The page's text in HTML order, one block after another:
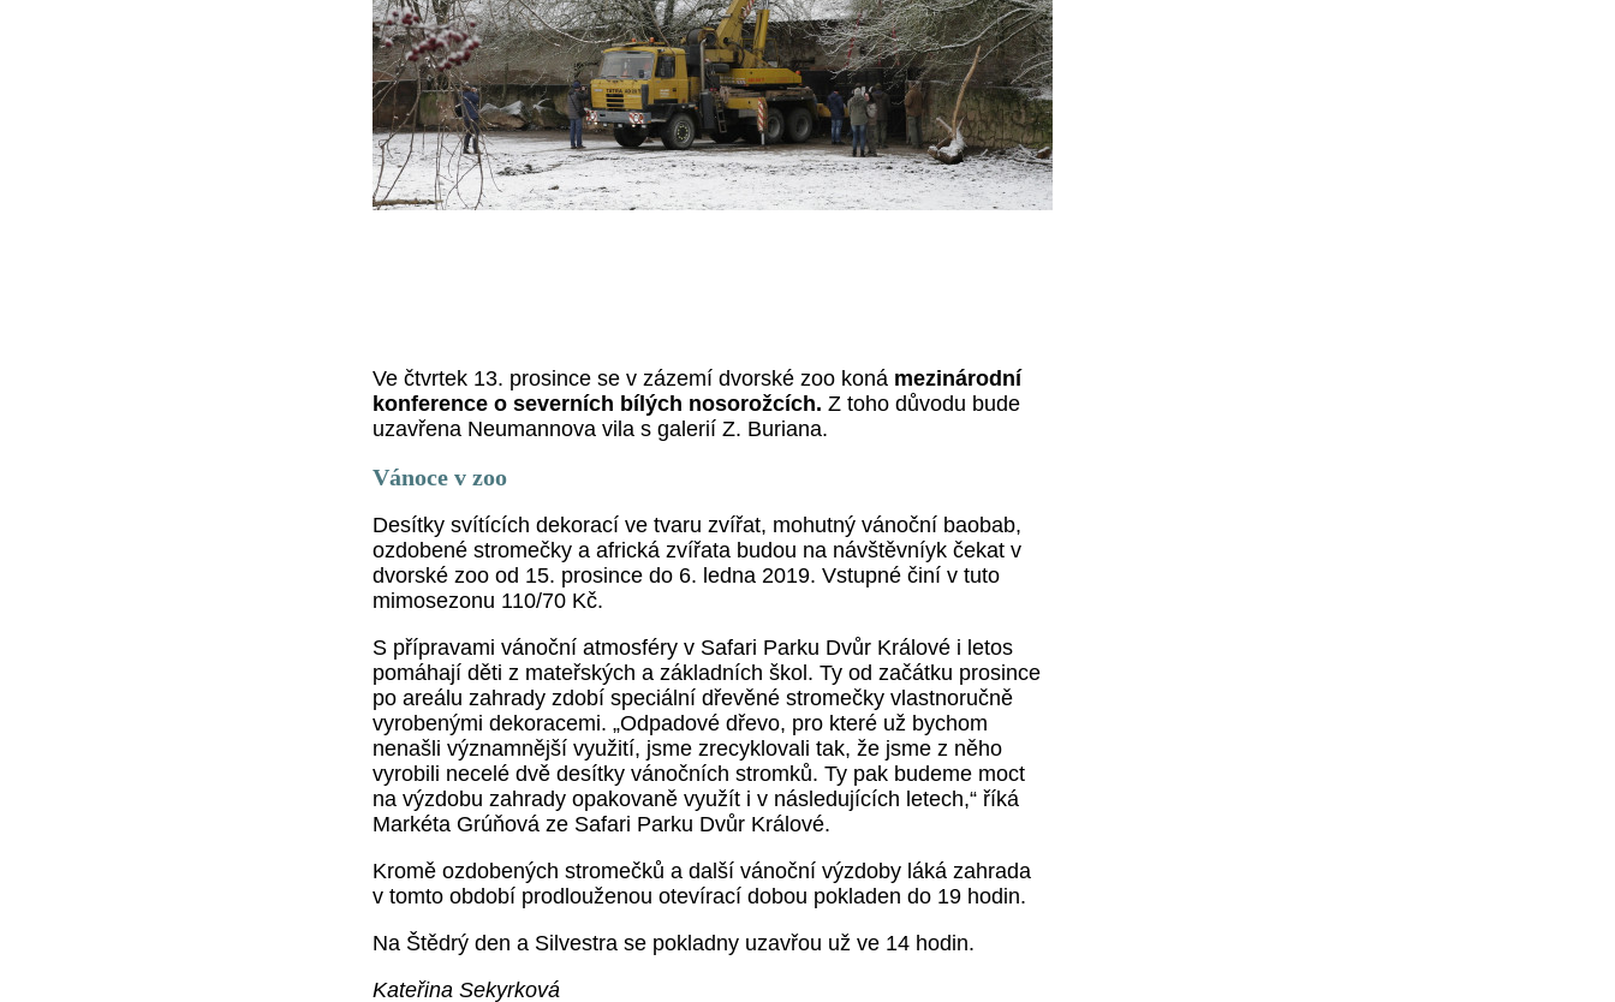
Ve čtvrtek 13. prosince se v zázemí dvorské zoo koná mezinárodní
konference o severních bílých nosorožcích. Z toho důvodu bude
uzavřena Neumannova vila s galerií Z. Buriana.
Vánoce v zoo
Desítky svítících dekorací ve tvaru zvířat, mohutný vánoční baobab,
ozdobené stromečky a africká zvířata budou na návštěvníyk čekat v
dvorské zoo od 15. prosince do 6. ledna 2019. Vstupné činí v tuto
mimosezonu 110/70 Kč.
S přípravami vánoční atmosféry v Safari Parku Dvůr Králové i letos
pomáhají děti z mateřských a základních škol. Ty od začátku prosince
po areálu zahrady zdobí speciální dřevěné stromečky vlastnoručně
vyrobenými dekoracemi. „Odpadové dřevo, pro které už bychom
nenašli významnější využití, jsme zrecyklovali tak, že jsme z něho
vyrobili necelé dvě desítky vánočních stromků. Ty pak budeme moct
na výzdobu zahrady opakovaně využít i v následujících letech,“ říká
Markéta Grúňová ze Safari Parku Dvůr Králové.
Kromě ozdobených stromečků a další vánoční výzdoby láká zahrada
v tomto období prodlouženou otevírací dobou pokladen do 19 hodin.
Na Štědrý den a Silvestra se pokladny uzavřou už ve 14 hodin.
Kateřina Sekyrková